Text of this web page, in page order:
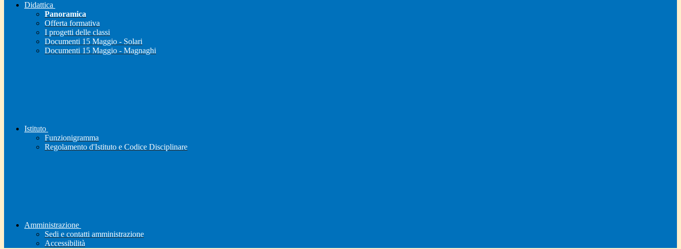
Didattica
Panoramica
Offerta formativa
I progetti delle classi
Documenti 15 Maggio - Solari
Documenti 15 Maggio - Magnaghi
Istituto
Funzionigramma
Regolamento d'Istituto e Codice Disciplinare
Amministrazione
Sedi e contatti amministrazione
Accessibilità